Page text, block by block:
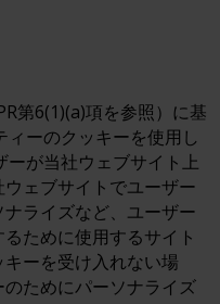
第6(1)(a)項を参照）に基
ーのクッキーを使用し
が当社ウェブサイト上
ェブサイトでユーザー
ライズなど、ユーザー
ために使用するサイト
ーを受け入れない場
ためにパーソナライズ